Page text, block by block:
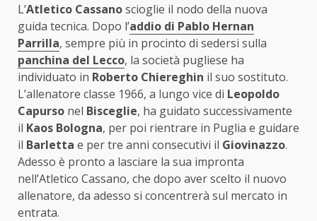
L’Atletico Cassanoscioglie il nodo della nuova
guida tecnica. Dopo l’addio di Pablo Hernan
Parrilla, sempre più in procinto di sedersi sulla
panchina del Lecco, la società pugliese ha
individuato in Roberto Chiereghin il suo sostituto.
L’allenatore classe 1966, a lungo vice di Leopoldo
Capurso nel Bisceglie, ha guidato successivamente
il Kaos Bologna, per poi rientrare in Puglia e guidare
il Barletta e per tre anni consecutivi il Giovinazzo.
Adesso è pronto a lasciare la sua impronta
nell’Atletico Cassano, che dopo aver scelto il nuovo
allenatore, da adesso si concentrerà sul mercato in
entrata.